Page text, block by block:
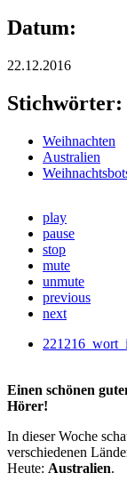
Datum:
22.12.2016
Stichwörter:
Weihnachten
Australien
play
pause
stop
mute
unmute
previous
next
Einen schönen
Hörer!
In dieser Woche
verschiedenen
Heute: Australien.